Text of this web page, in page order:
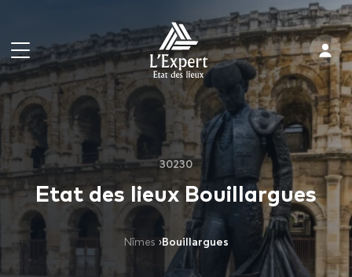
30230
Etat des lieux Bouillargues
Nîmes ›Bouillargues